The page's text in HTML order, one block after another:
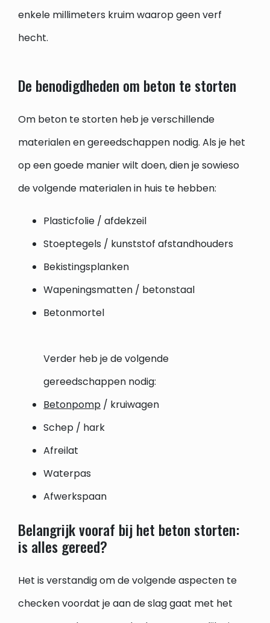
enkele millimeters kruim waarop geen verf
hecht.
De benodigdheden om beton te storten
Om beton te storten heb je verschillende
materialen en gereedschappen nodig. Als je het
op een goede manier wilt doen, dien je sowieso
de volgende materialen in huis te hebben:
Plasticfolie / afdekzeil
Stoeptegels / kunststof afstandhouders
Bekistingsplanken
Wapeningsmatten / betonstaal
Betonmortel
Verder heb je de volgende
gereedschappen nodig:
Betonpomp / kruiwagen
Schep / hark
Afreilat
Waterpas
Afwerkspaan
Belangrijk vooraf bij het beton storten:
is alles gereed?
Het is verstandig om de volgende aspecten te
checken voordat je aan de slag gaat met het